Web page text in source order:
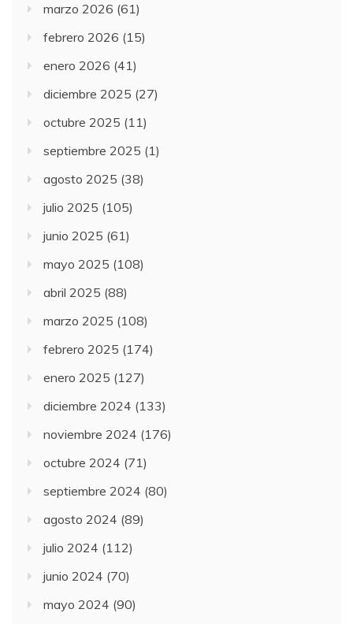
marzo 2026 (61)
febrero 2026 (15)
enero 2026 (41)
diciembre 2025 (27)
octubre 2025 (11)
septiembre 2025 (1)
agosto 2025 (38)
julio 2025 (105)
junio 2025 (61)
mayo 2025 (108)
abril 2025 (88)
marzo 2025 (108)
febrero 2025 (174)
enero 2025 (127)
diciembre 2024 (133)
noviembre 2024 (176)
octubre 2024 (71)
septiembre 2024 (80)
agosto 2024 (89)
julio 2024 (112)
junio 2024 (70)
mayo 2024 (90)